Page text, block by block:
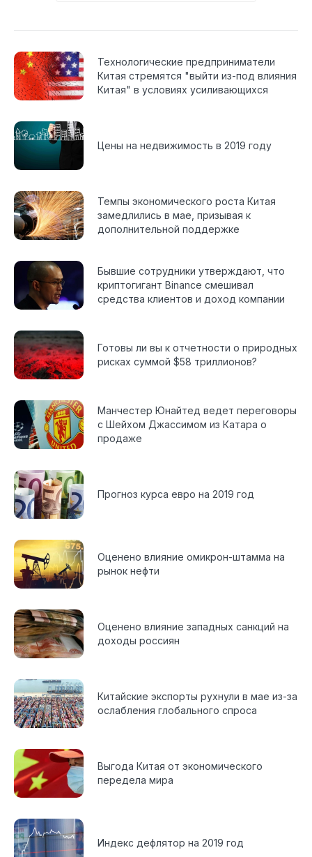
Технологические предприниматели
Китая стремятся "выйти из-под влияния
Китая" в условиях усиливающихся
Цены на недвижимость в 2019 году
Темпы экономического роста Китая
замедлились в мае, призывая к
дополнительной поддержке
Бывшие сотрудники утверждают, что
криптогигант Binance смешивал
средства клиентов и доход компании
Готовы ли вы к отчетности о природных
рисках суммой $58 триллионов?
Манчестер Юнайтед ведет переговоры
с Шейхом Джассимом из Катара о
продаже
Прогноз курса евро на 2019 год
Оценено влияние омикрон-штамма на
рынок нефти
Оценено влияние западных санкций на
доходы россиян
Китайские экспорты рухнули в мае из-за
ослабления глобального спроса
Выгода Китая от экономического
передела мира
Индекс дефлятор на 2019 год